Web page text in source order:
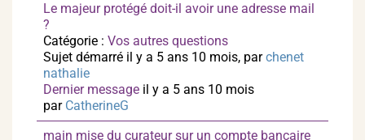
Le majeur protégé doit-il avoir une adresse mail
?
Catégorie : Vos autres questions
Sujet démarré il y a 5 ans 10 mois, parchenet
nathalie
Dernier message il y a 5 ans 10 mois
par CatherineG
main mise du curateur sur un compte bancaire